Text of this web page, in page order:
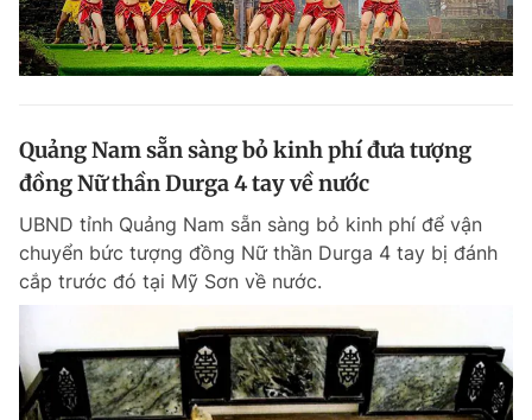
Quảng Nam sẵn sàng bỏ kinh phí đưa tượng
đồng Nữ thần Durga 4 tay về nước
UBND tỉnh Quảng Nam sẵn sàng bỏ kinh phí để vận
chuyển bức tượng đồng Nữ thần Durga 4 tay bị đánh
cắp trước đó tại Mỹ Sơn về nước.